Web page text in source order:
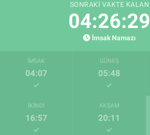
SONRAKI VAKTE KALAN
04:26:28
İmsak Namazı
İMSAK
04:07
GÜNEŞ
05:48
İKINDI
16:57
AKŞAM
20:11